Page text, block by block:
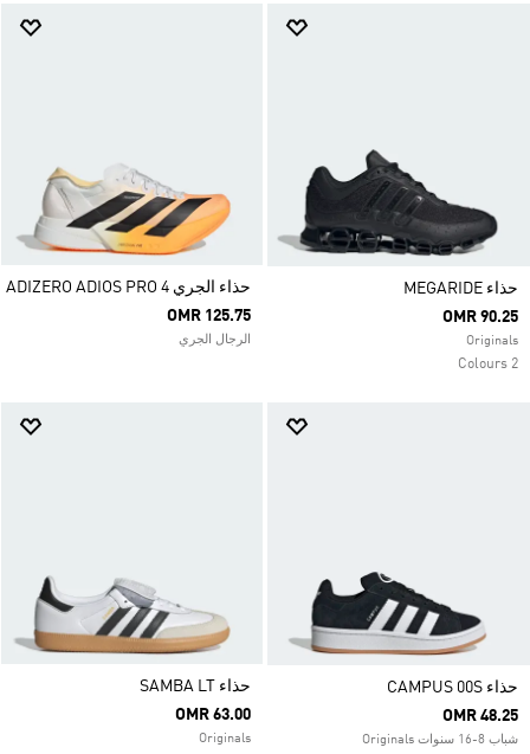
حذاء MEGARIDE
OMR 90.25
Originals
2 Colours
حذاء الجري ADIZERO ADIOS PRO 4
OMR 125.75
الرجال الجري
حذاء CAMPUS 00S
OMR 48.25
شباب 8-16 سنوات Originals
حذاء SAMBA LT
OMR 63.00
Originals